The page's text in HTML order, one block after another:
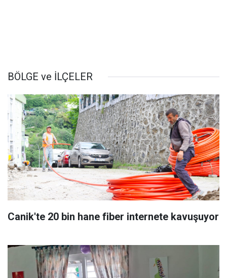
BÖLGE ve İLÇELER
Canik'te 20 bin hane fiber internete kavuşuyor